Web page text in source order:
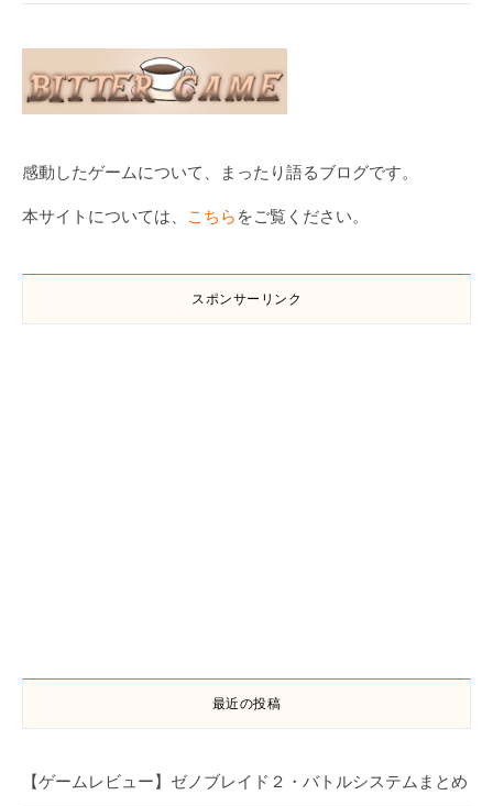
感動したゲームについて、まったり語るブログです。
本サイトについては、 こちら をご覧ください。
スポンサーリンク
最近の投稿
【ゲームレビュー】ゼノブレイド２・バトルシステムまとめ